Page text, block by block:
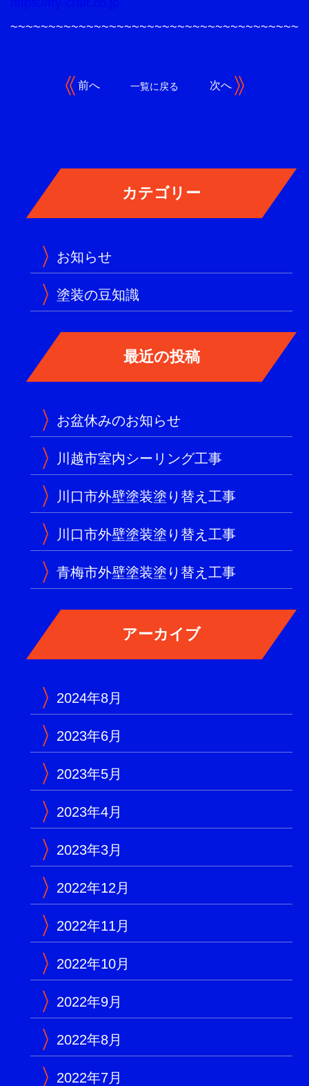
~~~~~~~~~~~~~~~~~~~~~~~~~~~~~~~~~~~~~~
前へ 一覧に戻る 次へ
お知らせ
塗装の豆知識
お盆休みのお知らせ
川越市室内シーリング工事
川口市外壁塗装塗り替え工事
川口市外壁塗装塗り替え工事
青梅市外壁塗装塗り替え工事
2024年8月
2023年6月
2023年5月
2023年4月
2023年3月
2022年12月
2022年11月
2022年10月
2022年9月
2022年8月
2022年7月